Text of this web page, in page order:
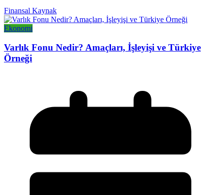
Finansal Kaynak
Ekonomi
Varlık Fonu Nedir? Amaçları, İşleyişi ve Türkiye
Örneği